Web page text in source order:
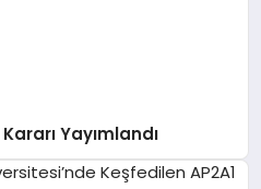
Yayımlandı